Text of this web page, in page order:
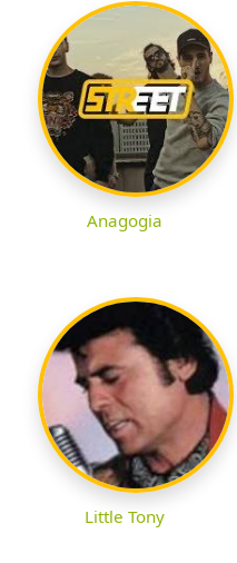
Anagogia
Little Tony